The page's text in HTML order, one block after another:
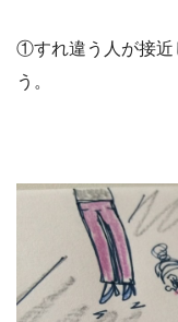
①すれ違う人が接近
う。